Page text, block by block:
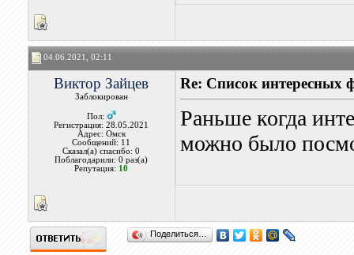
04.06.2021, 02:11
Виктор Зайцев
Заблокирован
Пол:
Регистрация: 28.05.2021
Адрес: Омск
Сообщений: 11
Сказал(а) спасибо: 0
Поблагодарили: 0 раз(а)
Репутация: 10
Re: Список интересных
Раньше когда
можно было
Поделиться…